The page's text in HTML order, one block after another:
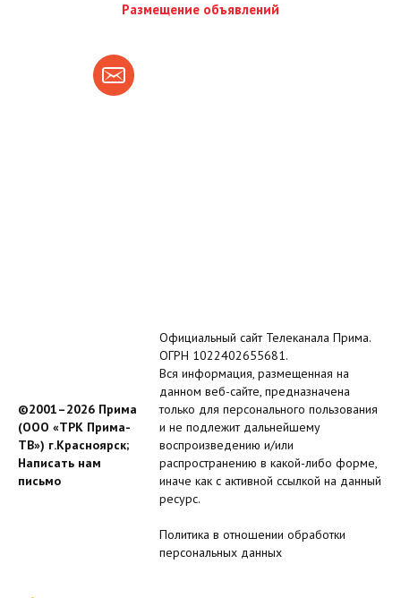
Размещение объявлений
©2001–2026 Прима
(ООО «ТРК Прима-
ТВ») г.Красноярск;
Написать нам
письмо
Официальный сайт Телеканала Прима.
ОГРН 1022402655681.
Вся информация, размещенная на
данном веб-сайте, предназначена
только для персонального пользования
и не подлежит дальнейшему
воспроизведению и/или
распространению в какой-либо форме,
иначе как с активной ссылкой на данный
ресурс.
Политика в отношении обработки
персональных данных